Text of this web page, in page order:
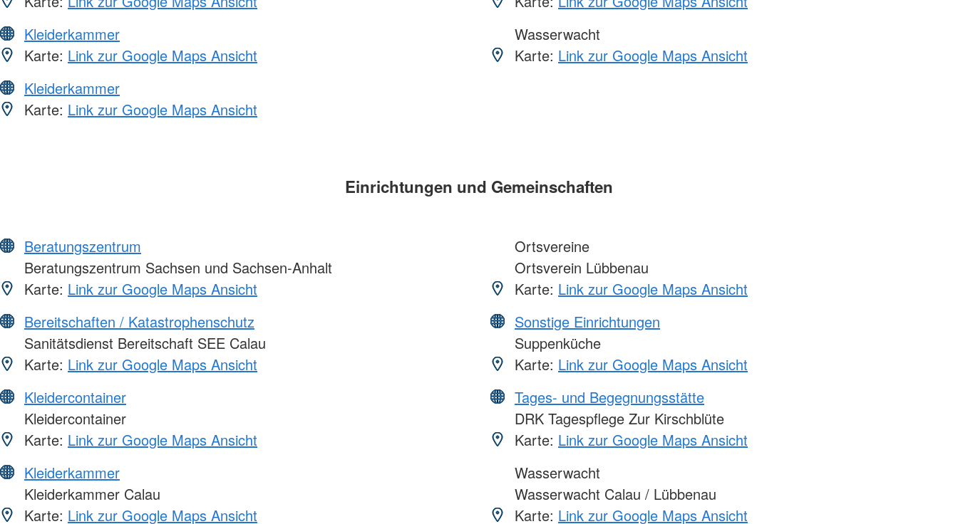
Kleiderkammer
Karte: Link zur Google Maps Ansicht
Kleiderkammer
Karte: Link zur Google Maps Ansicht
Wasserwacht
Karte: Link zur Google Maps Ansicht
Einrichtungen und Gemeinschaften
Beratungszentrum
Beratungszentrum Sachsen und Sachsen-Anhalt
Karte: Link zur Google Maps Ansicht
Bereitschaften / Katastrophenschutz
Sanitätsdienst Bereitschaft SEE Calau
Karte: Link zur Google Maps Ansicht
Kleidercontainer
Kleidercontainer
Karte: Link zur Google Maps Ansicht
Kleiderkammer
Kleiderkammer Calau
Karte: Link zur Google Maps Ansicht
Ortsvereine
Ortsverein Lübbenau
Karte: Link zur Google Maps Ansicht
Sonstige Einrichtungen
Suppenküche
Karte: Link zur Google Maps Ansicht
Tages- und Begegnungsstätte
DRK Tagespflege Zur Kirschblüte
Karte: Link zur Google Maps Ansicht
Wasserwacht
Wasserwacht Calau / Lübbenau
Karte: Link zur Google Maps Ansicht